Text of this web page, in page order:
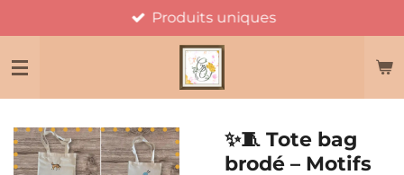
au
contenu
Produits uniques
✨🧵 Tote bag
brodé – Motifs